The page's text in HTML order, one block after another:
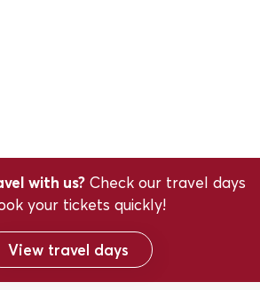
with us?Check our travel days
your tickets quickly!
View travel days